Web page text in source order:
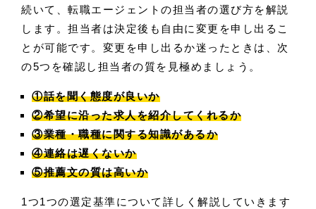
続いて、転職エージェントの担当者の選び方を解説
します。担当者は決定後も自由に変更を申し出るこ
とが可能です。変更を申し出るか迷ったときは、次
の5つを確認し担当者の質を見極めましょう。
①話を聞く態度が良いか
②希望に沿った求人を紹介してくれるか
③業種・職種に関する知識があるか
④連絡は遅くないか
⑤推薦文の質は高いか
1つ1つの選定基準について詳しく解説していきます